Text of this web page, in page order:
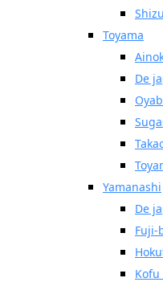
Toyama
De
Yamanashi
De
Fuji-